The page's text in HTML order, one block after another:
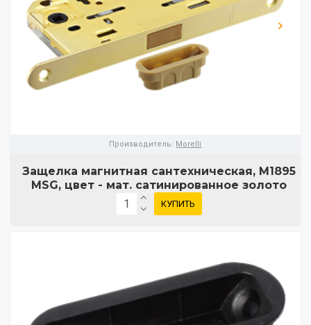
Производитель: Morelli
Защелка магнитная сантехническая, M1895
MSG, цвет - мат. сатинированное золото
КУПИТЬ